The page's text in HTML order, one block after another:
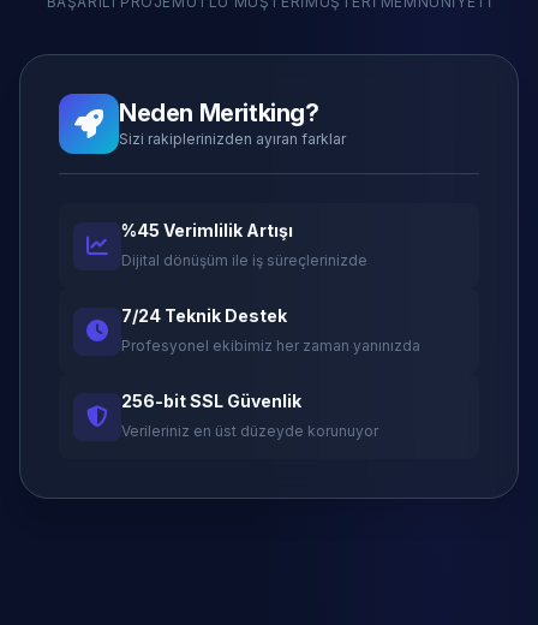
Neden Meritking?
Sizi rakiplerinizden ayıran farklar
%45 Verimlilik Artışı
Dijital dönüşüm ile iş süreçlerinizde
7/24 Teknik Destek
Profesyonel ekibimiz her zaman yanınızda
256-bit SSL Güvenlik
Verileriniz en üst düzeyde korunuyor